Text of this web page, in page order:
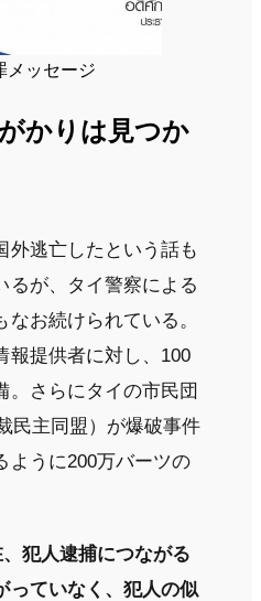
メッセージ
かりは見つか
外逃亡したという話も
るが、タイ警察による
お続けられている。
報提供者に対し、100
。さらにタイの市民団
民主同盟）が爆破事件
ように200万バーツの
犯人逮捕につながる
っていなく、犯人の似